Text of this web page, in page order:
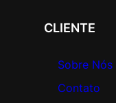
CLIENTE
Sobre Nós
Contato